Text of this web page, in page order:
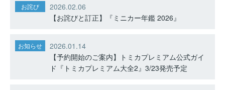
お詫び
2026.02.06
【お詫びと訂正】『ミニカー年鑑 2026』
お知らせ
2026.01.14
【予約開始のご案内】トミカプレミアム公式ガイ
ド『トミカプレミアム大全2』3/23発売予定